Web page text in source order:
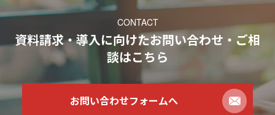
CONTACT
資料請求・導入に向けたお問い合わせ・ご相
談はこちら
お問い合わせフォームへ